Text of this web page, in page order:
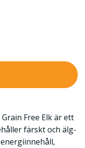
Free Elk är ett
färskt och älg-